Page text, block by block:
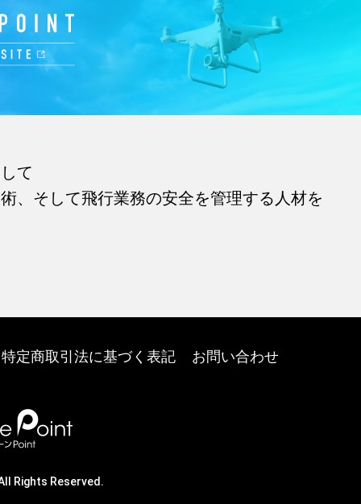
て
、そして飛行業務の安全を管理する人材を
特定商取引法に基づく表記 お問い合わせ
Rights Reserved.